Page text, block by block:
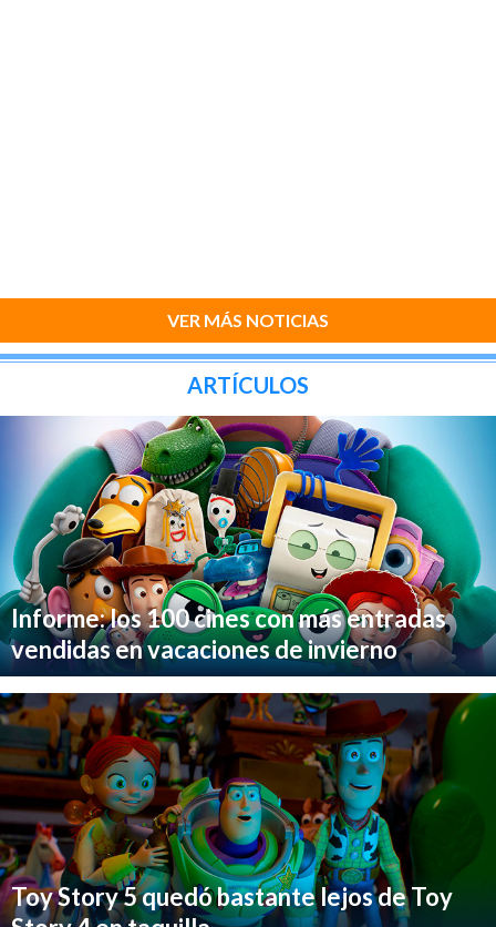
VER MÁS NOTICIAS
ARTÍCULOS
Informe: los 100 cines con más entradas
vendidas en vacaciones de invierno
Toy Story 5 quedó bastante lejos de Toy